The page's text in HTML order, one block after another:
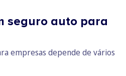
seguro auto para
empresas depende de vários